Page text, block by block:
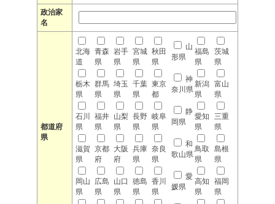
政治家
名
都道府
県
北海
道
青森
県
岩手
県
宮城
県
秋田
県
山
形県
福島
県
茨城
県
栃木
県
群馬
県
埼玉
県
千葉
県
東京
都
神
奈川県
新潟
県
富山
県
石川
県
福井
県
山梨
県
長野
県
岐阜
県
静
岡県
愛知
県
三重
県
滋賀
県
京都
府
大阪
府
兵庫
県
奈良
県
和
歌山県
鳥取
県
島根
県
岡山
県
広島
県
山口
県
徳島
県
香川
県
愛
媛県
高知
県
福岡
県